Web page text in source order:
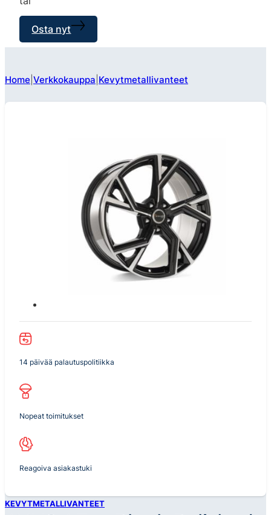
Osta nyt
Home Verkkokauppa Kevytmetallivanteet
14 päivää palautuspolitiikka
Nopeat toimitukset
Reagoiva asiakastuki
KEVYTMETALLIVANTEET